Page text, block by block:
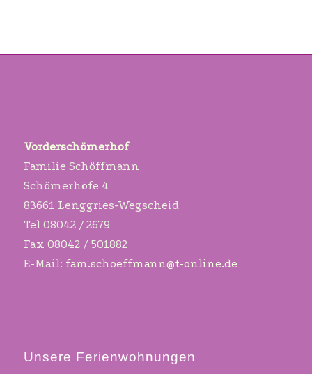
Vorderschömerhof
Familie Schöffmann
Schömerhöfe 4
83661 Lenggries-Wegscheid
Tel 08042 / 2679
Fax 08042 / 501882
E-Mail: fam.schoeffmann@t-online.de
Unsere Ferienwohnungen